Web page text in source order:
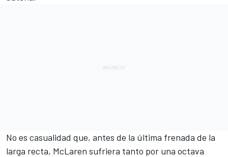
No es casualidad que, antes de la última frenada de la
larga recta, McLaren sufriera tanto por una octava